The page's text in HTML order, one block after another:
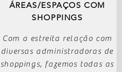
ÁREAS/ESPAÇOS COM
SHOPPINGS
Com a estreita relação com
diversas administradoras de
shoppings, fazemos todas as